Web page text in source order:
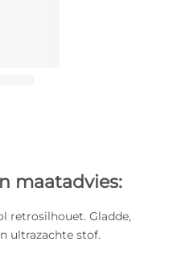
maatadvies:
retrosilhouet. Gladde,
ultrazachte stof.